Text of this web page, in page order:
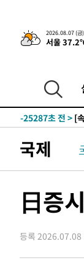
2026.08.07 (금)
서울
-2331초 전 >[속
-31138초 전 > 낮
-26300초 전 >
-25553초 전 >
-25287초 전 > [
-25220초 전 >
[
-25109초 전 >[
-21072초 전 >외
-20065초 전 >[
-16423초 전 >[
국제
日증
등록